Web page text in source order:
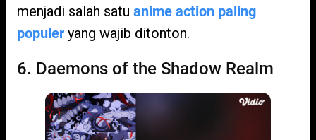
menjadi salah satu anime action paling
populer yang wajib ditonton.
6. Daemons of the Shadow Realm